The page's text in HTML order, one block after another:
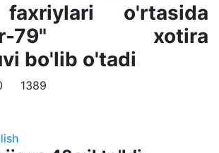
o'rtasida
79" xotira
bo'lib o'tadi
1389